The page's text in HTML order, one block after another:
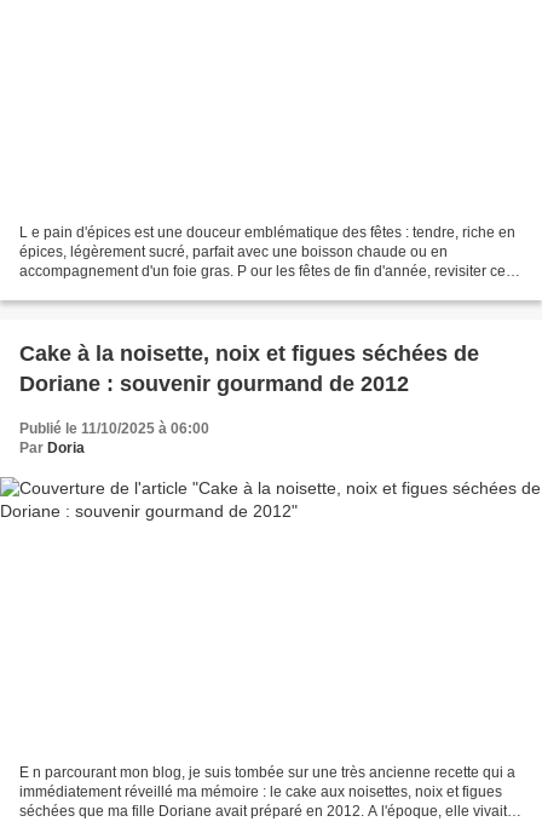
L e pain d'épices est une douceur emblématique des fêtes : tendre, riche en
épices, légèrement sucré, parfait avec une boisson chaude ou en
accompagnement d'un foie gras. P our les fêtes de fin d'année, revisiter cette
Cake à la noisette, noix et figues séchées de
Doriane : souvenir gourmand de 2012
Publié le 11/10/2025 à 06:00
Par Doria
E n parcourant mon blog, je suis tombée sur une très ancienne recette qui a
immédiatement réveillé ma mémoire : le cake aux noisettes, noix et figues
séchées que ma fille Doriane avait préparé en 2012. A l'époque, elle vivait à